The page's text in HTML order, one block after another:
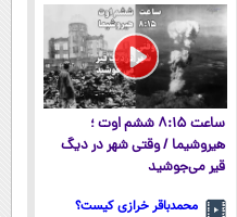
ساعت ۸:۱۵ ششم اوت ؛
هیروشیما / وقتی شهر در دیگ
قیر می‌جوشید
محمدباقر خرازی کیست؟